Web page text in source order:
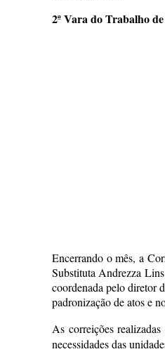
2ª Vara do Trabalho
Encerrando o mês, a
Substituta Andrezza
coordenada pelo diretor
padronização de atos e
As correições
necessidades das